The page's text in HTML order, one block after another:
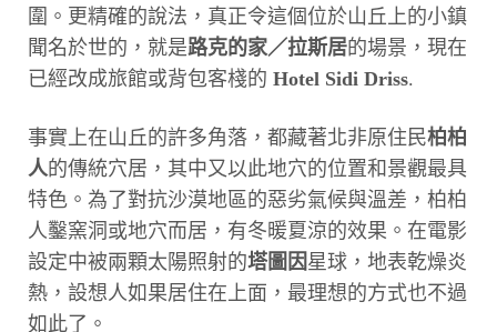
圍。更精確的說法，真正令這個位於山丘上的小鎮
聞名於世的，就是路克的家／拉斯居的場景，現在
已經改成旅館或背包客棧的 Hotel Sidi Driss.
事實上在山丘的許多角落，都藏著北非原住民柏柏
人的傳統穴居，其中又以此地穴的位置和景觀最具
特色。為了對抗沙漠地區的惡劣氣候與溫差，柏柏
人鑿窯洞或地穴而居，有冬暖夏涼的效果。在電影
設定中被兩顆太陽照射的塔圖因 星球，地表乾燥炎
熱，設想人如果居住在上面，最理想的方式也不過
如此了。